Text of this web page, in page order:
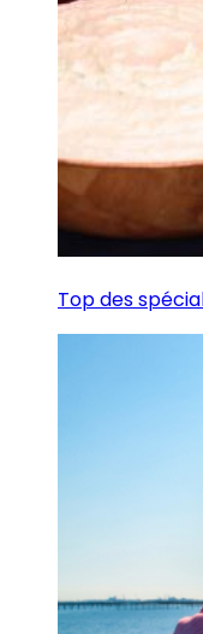
Top des